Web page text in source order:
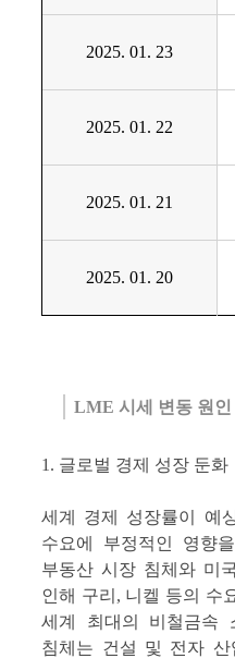
2025. 01. 23
2025. 01. 22
2025. 01. 21
2025. 01. 20
LME 시세 변동 원인
1. 글로벌 경제 성장 둔화
세계 경제 성장률이 예
수요에 부정적인 영향
부동산 시장 침체와 미
인해 구리, 니켈 등의 수
세계 최대의 비철금속
침체는 건설 및 전자 산